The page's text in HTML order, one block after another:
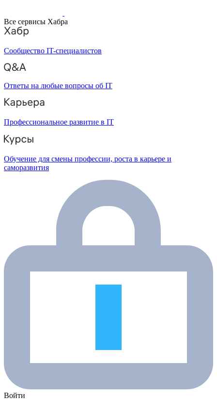
Все сервисы Хабра
Сообщество IT-специалистов
Ответы на любые вопросы об IT
Профессиональное развитие в IT
Обучение для смены профессии, роста в карьере и
саморазвития
Войти